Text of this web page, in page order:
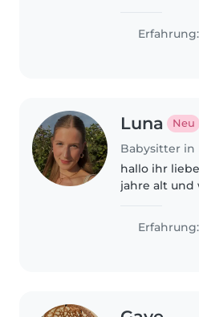
working
families,
reliability,
Luna Neu
Babysitter in
hallo ihr lieben, ich bin
jahre alt
1 jahr als
familie hatte